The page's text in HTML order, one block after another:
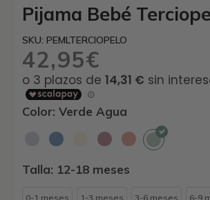
Pijama Bebé
SKU: PEMLTERCIOPELO
42,95€
Color: Verde Agua
Talla: 12-18 meses
0-1 meses 1-3 meses 3-6 meses 6-9
Top Baño Niña
25,95